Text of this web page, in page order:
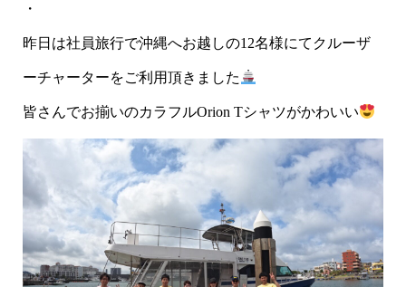
・
昨日は社員旅行で沖縄へお越しの12名様にてクルーザ
ーチャーターをご利用頂きました
皆さんでお揃いのカラフルOrion Tシャツがかわいい